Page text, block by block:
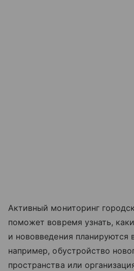
Активный мониторинг
поможет вовремя узнать,
и нововведения
например, обустройство
пространства или